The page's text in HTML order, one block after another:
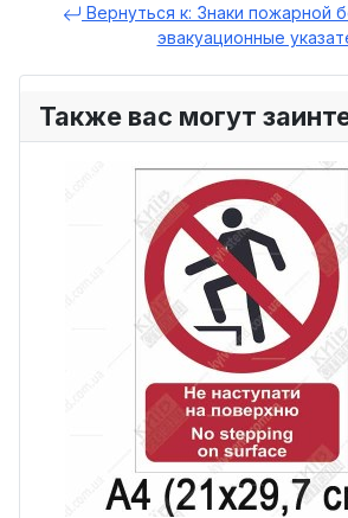
Вернуться к: Знаки пожарной
эвакуационные
Также вас могут